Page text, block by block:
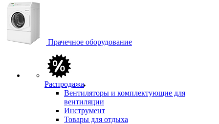
Прачечное оборудование
Распродажа
Вентиляторы и комплектующие для
вентиляции
Инструмент
Товары для отдыха